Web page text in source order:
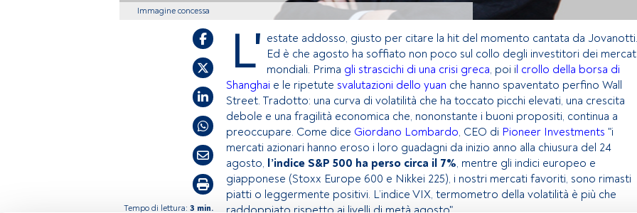
Immagine concessa
Tempo di lettura: 3 min.
L' estate addosso, giusto per citare la hit del momento cantata da Jovanotti.
Ed è che agosto ha soffiato non poco sul collo degli investitori dei
mondiali. Prima gli strascichi di una crisi greca, poi il crollo della borsa di
Shanghai e le ripetute svalutazioni dello yuan che hanno spaventato perfino Wall
Street. Tradotto: una curva di volatilità che ha toccato picchi elevati, una crescita
debole e una fragilità economica che, nononstante i buoni propositi, continua a
preoccupare. Come dice Giordano Lombardo, CEO di Pioneer Investments "i
mercati azionari hanno eroso i loro guadagni da inizio anno alla chiusura del 24
agosto, l’indice S&P 500 ha perso circa il 7%, mentre gli indici europeo e
giapponese (Stoxx Europe 600 e Nikkei 225), i nostri mercati favoriti, sono rimasti
piatti o leggermente positivi. L’indice VIX, termometro della volatilità è più che
raddoppiato rispetto ai livelli di metà agosto".